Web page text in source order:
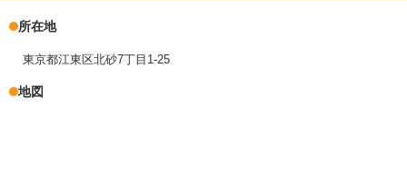
所在地
東京都江東区北砂7丁目1-25
地図